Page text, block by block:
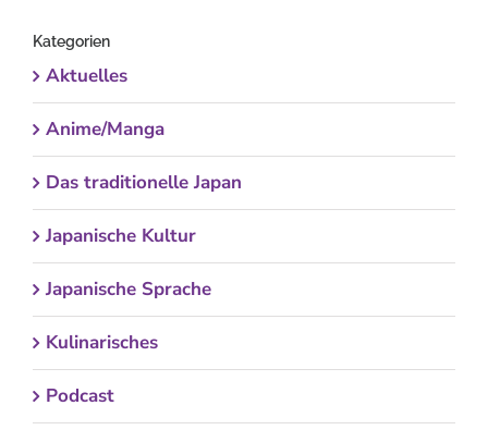
Kategorien
Aktuelles
Anime/Manga
Das traditionelle Japan
Japanische Kultur
Japanische Sprache
Kulinarisches
Podcast